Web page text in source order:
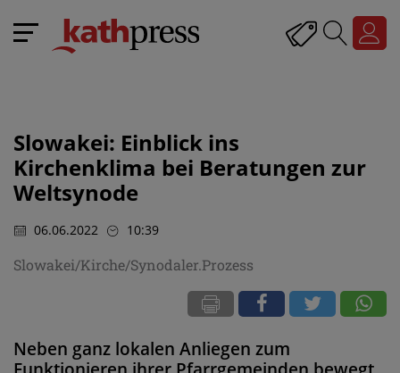
Slowakei: Einblick ins
Kirchenklima bei Beratungen zur
Weltsynode
06.06.2022 10:39
Slowakei/Kirche/Synodaler.Prozess
Neben ganz lokalen Anliegen zum